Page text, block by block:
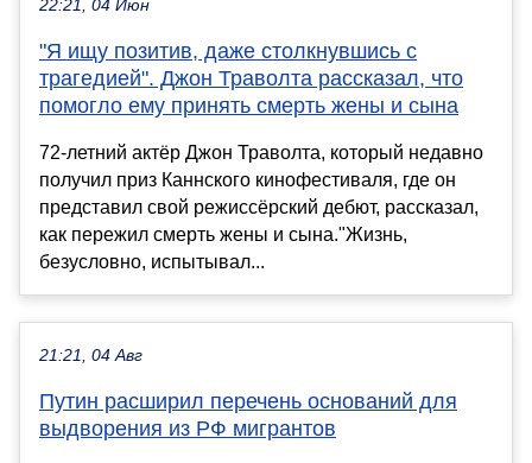
22:21, 04 Июн
"Я ищу позитив, даже столкнувшись с
трагедией". Джон Траволта рассказал, что
помогло ему принять смерть жены и сына
72-летний актёр Джон Траволта, который недавно
получил приз Каннского кинофестиваля, где он
представил свой режиссёрский дебют, рассказал,
как пережил смерть жены и сына."Жизнь,
безусловно, испытывал...
21:21, 04 Авг
Путин расширил перечень оснований для
выдворения из РФ мигрантов